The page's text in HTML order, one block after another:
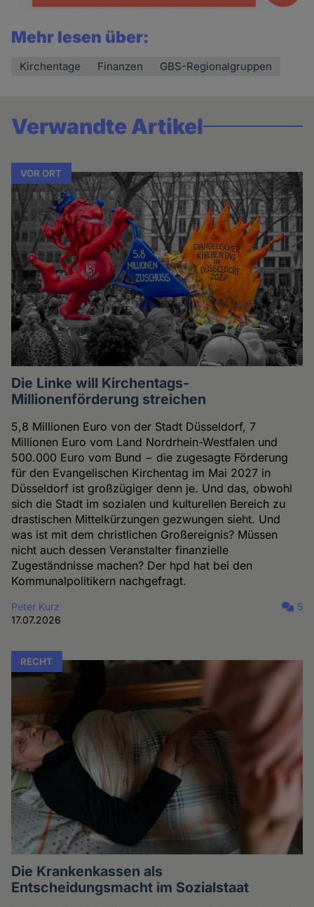
Mehr lesen über:
Kirchentage Finanzen GBS-Regionalgruppen
Verwandte Artikel
VOR ORT
Die Linke will Kirchentags-
Millionenförderung streichen
5,8 Millionen Euro von der Stadt Düsseldorf, 7
Millionen Euro vom Land Nordrhein-Westfalen und
500.000 Euro vom Bund − die zugesagte Förderung
für den Evangelischen Kirchentag im Mai 2027 in
Düsseldorf ist großzügiger denn je. Und das, obwohl
sich die Stadt im sozialen und kulturellen Bereich zu
drastischen Mittelkürzungen gezwungen sieht. Und
was ist mit dem christlichen Großereignis? Müssen
nicht auch dessen Veranstalter finanzielle
Zugeständnisse machen? Der hpd hat bei den
Kommunalpolitikern nachgefragt.
Peter Kurz
17.07.2026
5
RECHT
Die Krankenkassen als
Entscheidungsmacht im Sozialstaat